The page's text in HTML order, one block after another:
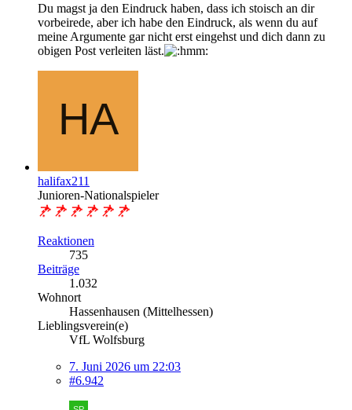
Du magst ja den Eindruck haben, dass ich stoisch an dir
vorbeirede, aber ich habe den Eindruck, als wenn du auf
meine Argumente gar nicht erst eingehst und dich dann zu
obigen Post verleiten läst.
halifax211
Junioren-Nationalspieler
Reaktionen
735
Beiträge
1.032
Wohnort
Hassenhausen (Mittelhessen)
Lieblingsverein(e)
VfL Wolfsburg
7. Juni 2026 um 22:03
#6.942